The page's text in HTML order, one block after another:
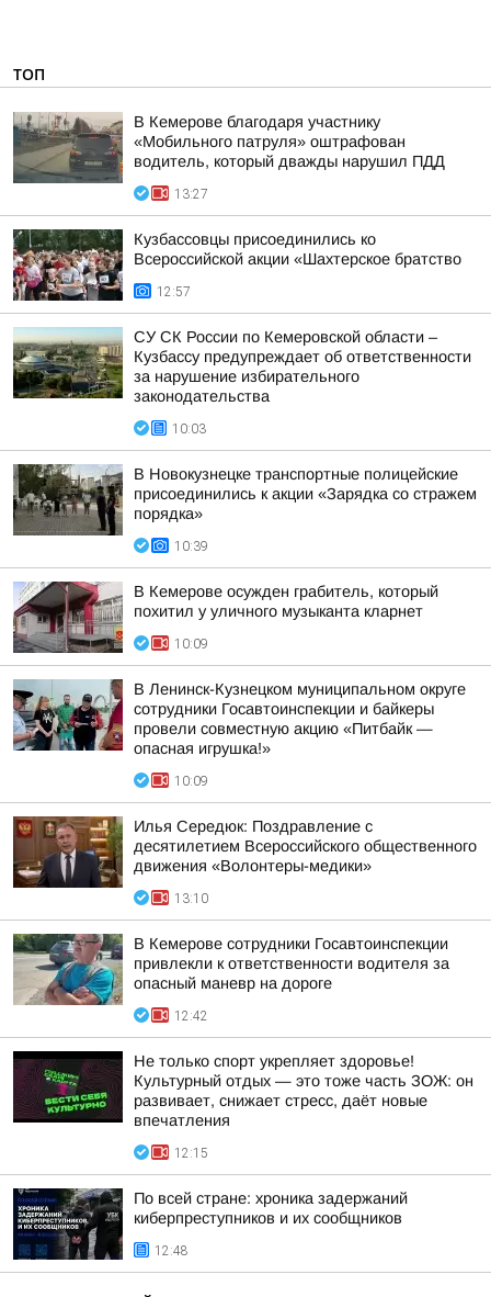
ТОП
В Кемерове благодаря участнику
«Мобильного патруля» оштрафован
водитель, который дважды нарушил ПДД
13:27
Кузбассовцы присоединились ко
Всероссийской акции «Шахтерское братство
12:57
СУ СК России по Кемеровской области –
Кузбассу предупреждает об ответственности
за нарушение избирательного
законодательства
10:03
В Новокузнецке транспортные полицейские
присоединились к акции «Зарядка со стражем
порядка»
10:39
В Кемерове осужден грабитель, который
похитил у уличного музыканта кларнет
10:09
В Ленинск-Кузнецком муниципальном округе
сотрудники Госавтоинспекции и байкеры
провели совместную акцию «Питбайк —
опасная игрушка!»
10:09
Илья Середюк: Поздравление с
десятилетием Всероссийского общественного
движения «Волонтеры-медики»
13:10
В Кемерове сотрудники Госавтоинспекции
привлекли к ответственности водителя за
опасный маневр на дороге
12:42
Не только спорт укрепляет здоровье!
Культурный отдых — это тоже часть ЗОЖ: он
развивает, снижает стресс, даёт новые
впечатления
12:15
По всей стране: хроника задержаний
киберпреступников и их сообщников
12:48